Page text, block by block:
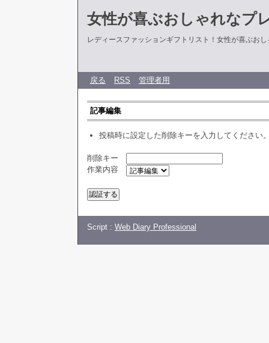
女性が喜ぶおしゃれなプ
レディースファッションギフトリスト！女性が喜ぶお
戻る RSS 管理者用
記事編集
投稿時に設定した削除キーを入力してください
削除キー
作業内容
Script : Web Diary Professional